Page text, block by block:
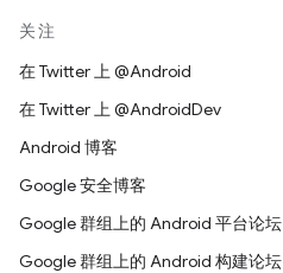
关注
在 Twitter 上 @Android
在 Twitter 上 @AndroidDev
Android 博客
Google 安全博客
Google 群组上的 Android 平台论坛
Google 群组上的 Android 构建论坛